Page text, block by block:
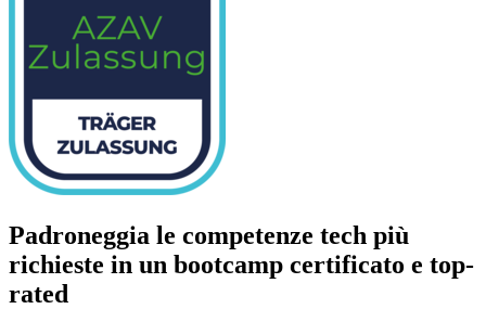
Padroneggia le competenze tech più
richieste in un bootcamp certificato e top-
rated